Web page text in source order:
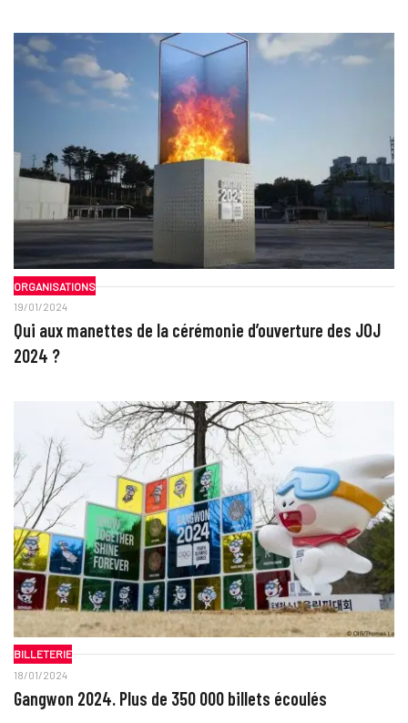
ORGANISATIONS
19/01/2024
Qui aux manettes de la cérémonie d’ouverture des JOJ
2024 ?
BILLETERIE
18/01/2024
Gangwon 2024. Plus de 350 000 billets écoulés